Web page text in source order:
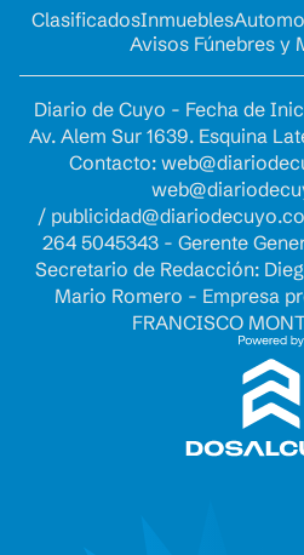
ClasificadosInmuebles
Avisos Fúnebres y
Diario de Cuyo - Fecha de
Av. Alem Sur 1639. Esquina
Contacto:
/
264 5045343 - Gerente
Secretario de Redacción:
Mario Romero - Empresa
FRANCISCO